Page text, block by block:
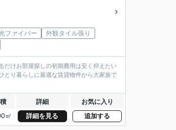
ファイバー
外観タイル張り
けお部屋探しの初期費用は安く抑えたい
とり暮らしに最適な賃貸物件から大家族で
詳細 お気に入り
㎡ 詳細を見る 追加する